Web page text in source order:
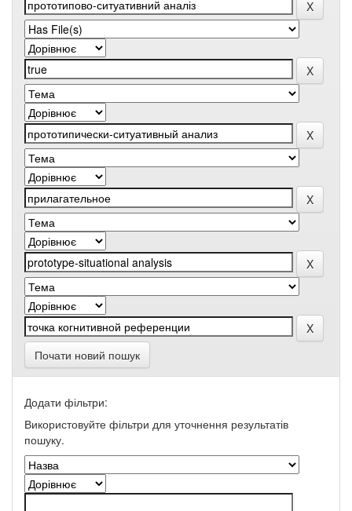
Почати новий пошук
Додати фільтри:
Використовуйте фільтри для уточнення результатів
пошуку.